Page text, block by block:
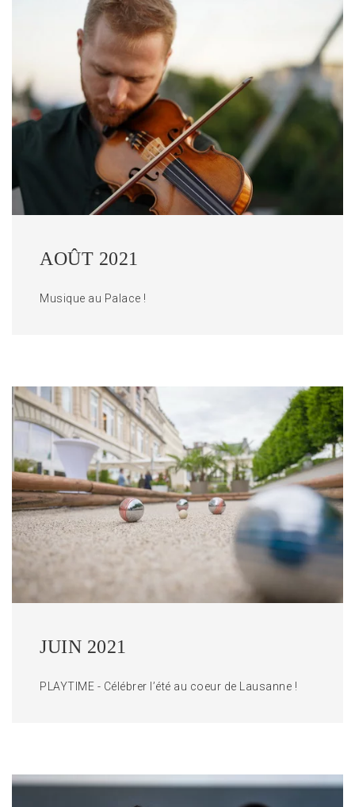
AOÛT 2021
Musique au Palace !
JUIN 2021
PLAYTIME - Célébrer l’été au coeur de Lausanne !